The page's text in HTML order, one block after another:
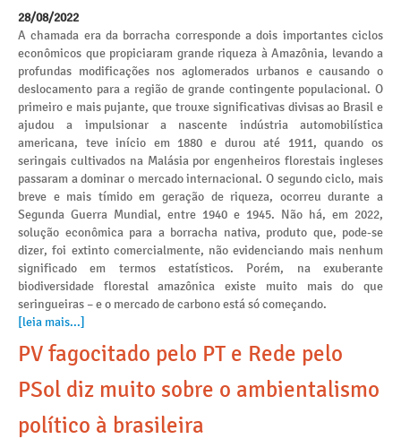
28/08/2022
A chamada era da borracha corresponde a dois importantes ciclos
econômicos que propiciaram grande riqueza à Amazônia, levando a
profundas modificações nos aglomerados urbanos e causando o
deslocamento para a região de grande contingente populacional. O
primeiro e mais pujante, que trouxe significativas divisas ao Brasil e
ajudou a impulsionar a nascente indústria automobilística
americana, teve início em 1880 e durou até 1911, quando os
seringais cultivados na Malásia por engenheiros florestais ingleses
passaram a dominar o mercado internacional. O segundo ciclo, mais
breve e mais tímido em geração de riqueza, ocorreu durante a
Segunda Guerra Mundial, entre 1940 e 1945. Não há, em 2022,
solução econômica para a borracha nativa, produto que, pode-se
dizer, foi extinto comercialmente, não evidenciando mais nenhum
significado em termos estatísticos. Porém, na exuberante
biodiversidade florestal amazônica existe muito mais do que
seringueiras – e o mercado de carbono está só começando.
[leia mais...]
PV fagocitado pelo PT e Rede pelo
PSol diz muito sobre o ambientalismo
político à brasileira